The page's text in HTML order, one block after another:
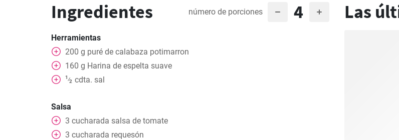
Ingredientes número de porciones 4
Herramientas
200 g puré de calabaza potimarron
160 g Harina de espelta suave
1⁄2 cdta. sal
Salsa
3 cucharada salsa de tomate
3 cucharada requesón
Las